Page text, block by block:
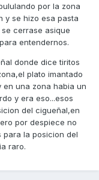
por la zona
y se hizo esa pasta
cerrase asique
entendernos.
donde dice tiritos
plato imantado
una zona habia un
y era eso...esos
del cigueñal,en
por despiece no
para la posicion del
raro.